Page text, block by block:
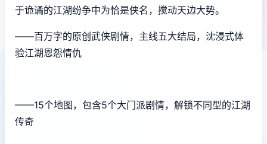
于诡谲的江湖纷争中为恰是侠名，搅动天边大势。
——百万字的原创武侠剧情，主线五大结局，沈浸式体
验江湖恩怨情仇
——15个地图，包含5个大门派剧情，解锁不同型的江湖
传奇